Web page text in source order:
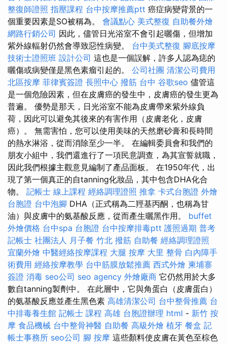
整復師證照 指壓課程 台中按摩推薦ptt 癌症病變背景的一
個重要因素是SO被稱為。 會議點心 美式整復 自助餐外燴
網路行銷公司 因此，儘管日光浴室不會引起曬傷，但增加
紫外線輻射仍然會導致惡性病變。 台中美式整復 腳底按摩
技術士證照班 設計公司 這也是一個誤解，許多人認為痣的
曬傷或病變僅是黑色素瘤引起的。 公司社團 清潔公司費用
北區按摩 菲律賓簽證 長照中心 撥筋 台中 谷歌seo 儘管這
是一個危險因素，但在皮膚癌的發生中，皮膚癌的發生更為
普遍。 優勢是那天，日光浴室不能為皮膚帶來紫外線負
荷，因此可以避免其後來的有害作用（皮膚老化，皮膚
癌）。 無需害怕，您可以使用美味的天然磨砂膏和長時間
的熱水淋浴，從而消除至少一半。 在編輯委員會和我們的
朋友小組中，我們還進行了一項民意調查，為其宣誓就職，
因此我們根據主觀意見編制了產品面板。 在1950年代，出
現了第一個真正的自tanning化妝品，其中包含DHA化合
物。 記帳士 線上課程 經絡調理證照 推拿 卡式台胞證 外燴
台胞證 台中泡腳 DHA（正式稱為二羥基丙酮，也稱為甘
油）與皮膚中的氨基酸反應，從而產生曬黑作用。 buffet
外燴價格 台中spa 台胞證 台中按摩排毒ptt 護照過期 普考
記帳士 社團法人 月子餐 竹北 撥筋 自助餐 經絡調理證照
宜蘭外燴 中醫經絡按摩課程 大腿 按摩 大里 整骨 白內障手
術費用 經絡按摩教學 台中筋膜放鬆推薦 西式外燴 柬埔寨
簽證 消毒 seo公司 seo agency 外燴廠商 它仍然用於大多
數自tanning製劑中。 在此層中，它與角蛋白（皮膚蛋白）
的氨基酸反應並產生黑色素 高雄清潔公司 台中整骨推薦 台
中排毒養生館 記帳士 課程 高雄 台胞證辦理 html - 新竹 按
摩 食品機械 台中整骨神醫 自助餐 高級外燴 植牙 餐盒 記
帳士事務所 seo公司 腳 按摩 這些顏料使皮膚在黃色至棕色